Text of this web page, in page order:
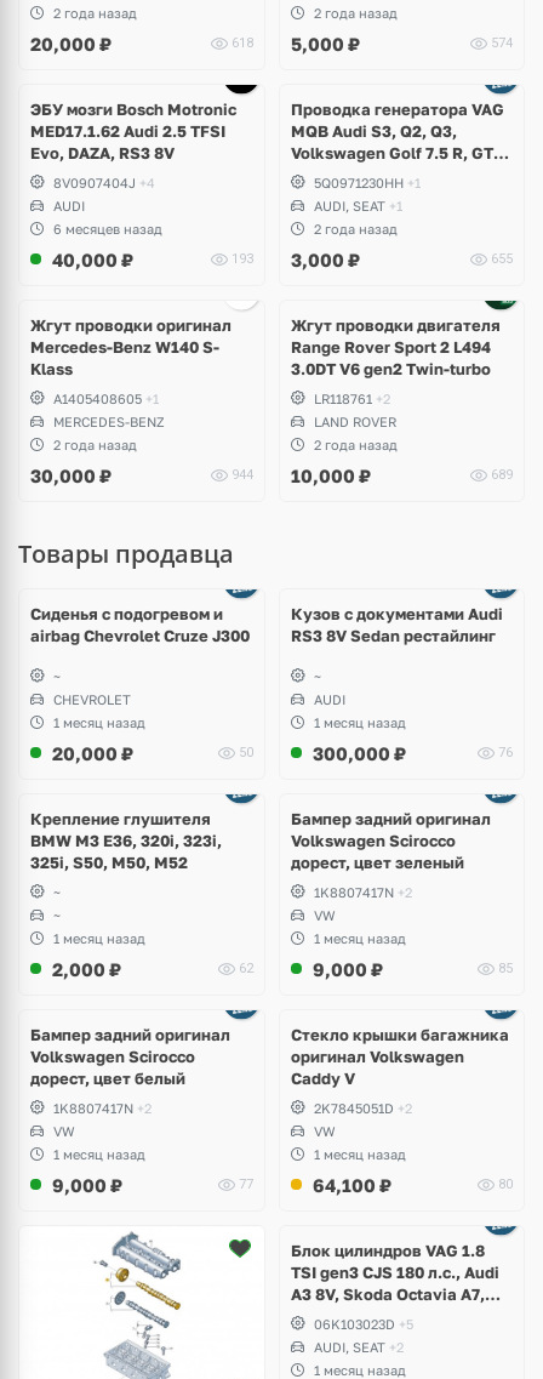
Karoq, Seat Tarraco
2 года назад
20,000 ₽ 618
Leon Cupra
2 года назад
5,000 ₽ 574
ЭБУ мозги Bosch Motronic
MED17.1.62 Audi 2.5 TFSI
Evo, DAZA, RS3 8V
8V0907404J +4
AUDI
6 месяцев назад
40,000 ₽ 193
Проводка генератора VAG
MQB Audi S3, Q2, Q3,
Volkswagen Golf 7.5 R, GTI,
T-Roc, Passat B8, Arteon,
Seat Leon Cupra, Tarraco
5Q0971230HH +1
AUDI, SEAT +1
2 года назад
3,000 ₽ 655
Жгут проводки оригинал
Mercedes-Benz W140 S-
Klass
A1405408605 +1
MERCEDES-BENZ
2 года назад
30,000 ₽ 944
Жгут проводки двигателя
Range Rover Sport 2 L494
3.0DT V6 gen2 Twin-turbo
LR118761 +2
LAND ROVER
2 года назад
10,000 ₽ 689
Товары продавца
Сиденья с подогревом и
airbag Chevrolet Cruze J300
~
CHEVROLET
1 месяц назад
20,000 ₽ 50
Кузов с документами Audi
RS3 8V Sedan рестайлинг
~
AUDI
1 месяц назад
300,000 ₽ 76
Крепление глушителя
BMW M3 E36, 320i, 323i,
325i, S50, M50, M52
~
~
1 месяц назад
2,000 ₽ 62
Бампер задний оригинал
Volkswagen Scirocco
дорест, цвет зеленый
1K8807417N +2
VW
1 месяц назад
9,000 ₽ 85
Бампер задний оригинал
Volkswagen Scirocco
дорест, цвет белый
1K8807417N +2
VW
1 месяц назад
9,000 ₽ 77
Стекло крышки багажника
оригинал Volkswagen
Caddy V
2K7845051D +2
VW
1 месяц назад
64,100 ₽ 80
2 фото
Блок цилиндров VAG 1.8
TSI gen3 CJS 180 л.с., Audi
A3 8V, Skoda Octavia A7,
Superb, Volkswagen Passat
B8, Golf VII Alltrack, Seat
Leon
06K103023D +5
AUDI, SEAT +2
1 месяц назад